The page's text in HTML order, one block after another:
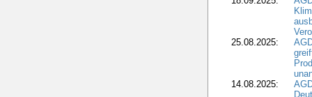
25.08.2025:
14.08.2025: